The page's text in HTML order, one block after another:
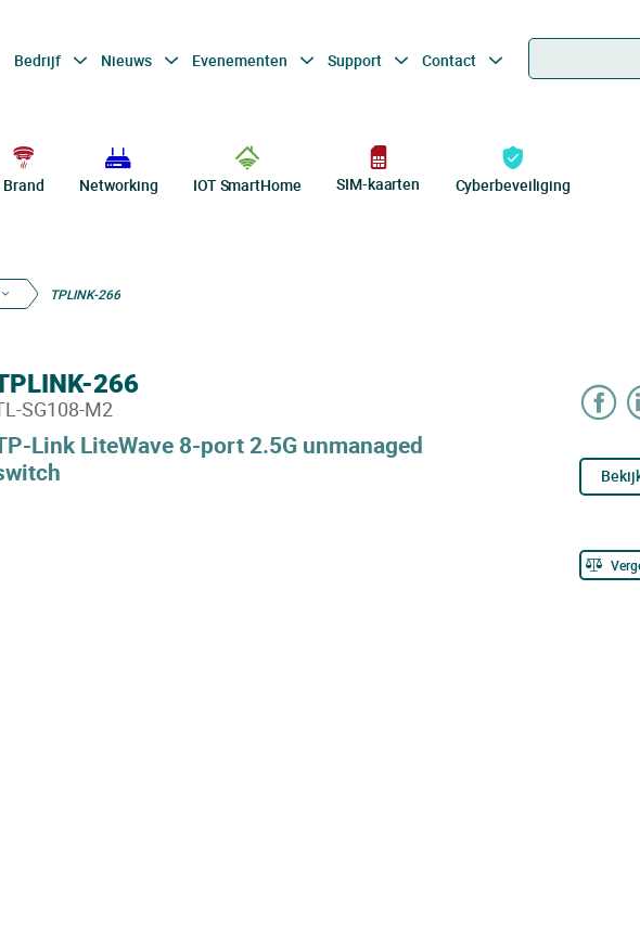
Bedrijf Nieuws Evenementen Support Contact
Brand Networking IOT SmartHome SIM-kaarten Cyberbeveiliging
TPLINK-266
Link LiteWave 8-port 2.5G unmanaged
266
SG108-M2